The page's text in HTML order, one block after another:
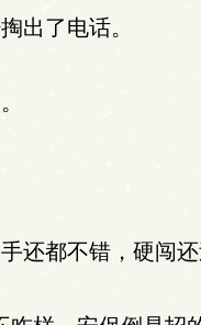
出了电话。
还都不错，硬闯还